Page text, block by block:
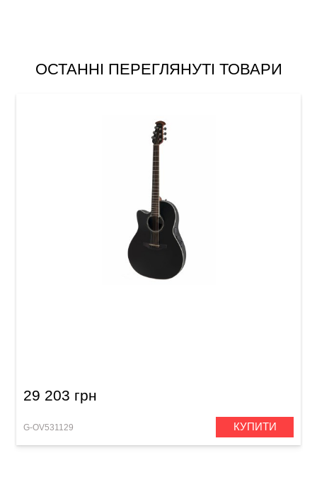
ОСТАННІ ПЕРЕГЛЯНУТІ ТОВАРИ
29 203 грн
G-OV531129 КУПИТИ